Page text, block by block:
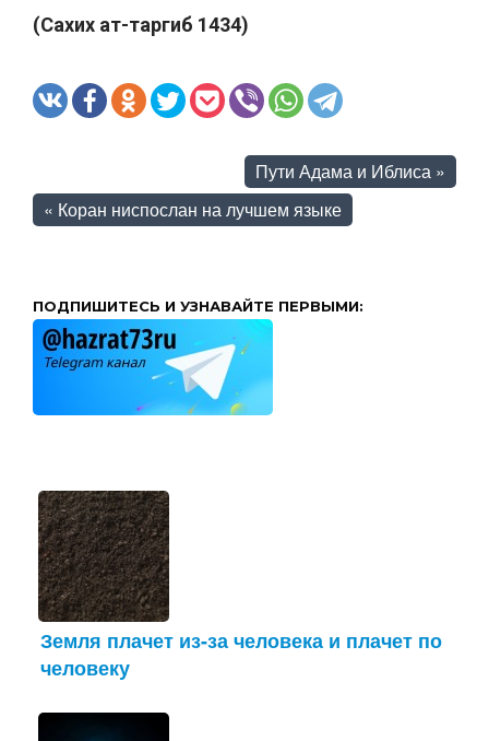
(Сахих ат-таргиб 1434)
Пути Адама и Иблиса »
« Коран ниспослан на лучшем языке
ПОДПИШИТЕСЬ И УЗНАВАЙТЕ ПЕРВЫМИ:
Земля плачет из-за человека и плачет по
человеку